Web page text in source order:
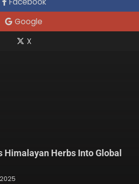
Google
X
Himalayan Herbs Into Global